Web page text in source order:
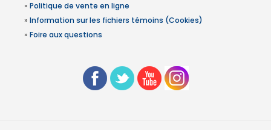
» Politique de vente en ligne
» Information sur les fichiers témoins (Cookies)
» Foire aux questions